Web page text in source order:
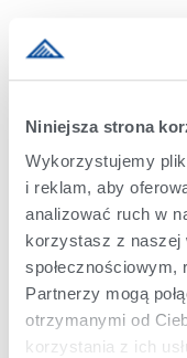
Niniejsza strona
Wykorzystujemy
i reklam, aby
analizować ruch w
korzystasz z naszej
Partnerzy mogą
otrzymanymi od
korzystania z ich
W Alta wiemy, że
Wyznajemy kulturę
Zachęcamy do